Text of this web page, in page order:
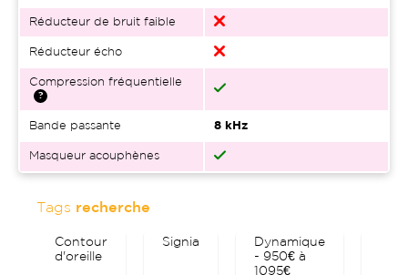
Réducteur de bruit faible
Réducteur écho
Compression fréquentielle
Bande passante 8 kHz
Masqueur acouphènes
Tags recherche
Contour
d'oreille
Signia
Dynamique
- 950€ à
1095€